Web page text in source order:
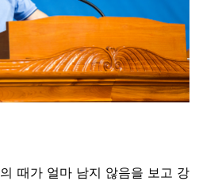
때가 얼마 남지 않음을 보고 강